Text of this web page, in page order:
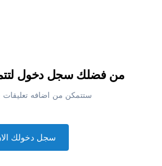
من فضلك سجل دخول
ستتمكن من اضافه تعليقات
سجل دخولك